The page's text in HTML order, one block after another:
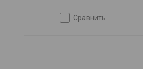
сравнить